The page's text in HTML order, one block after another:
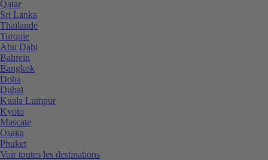
Qatar
Sri Lanka
Thaïlande
Turquie
Abu Dabi
Bahreïn
Bangkok
Doha
Dubaï
Kuala Lumpur
Kyoto
Mascate
Osaka
Phuket
Voir toutes les destinations